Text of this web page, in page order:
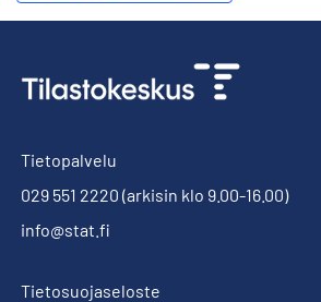
Tietopalvelu
029 551 2220 (arkisin klo 9.00-16.00)
info@stat.fi
Tietosuojaseloste